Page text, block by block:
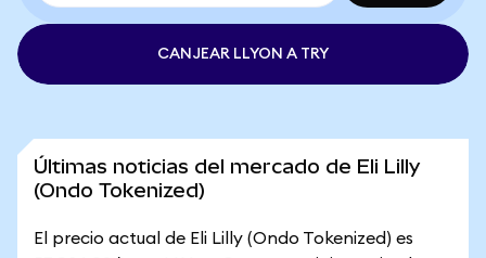
CANJEAR LLYON A TRY
Últimas noticias del mercado de Eli Lilly
(Ondo Tokenized)
El precio actual de Eli Lilly (Ondo Tokenized) es